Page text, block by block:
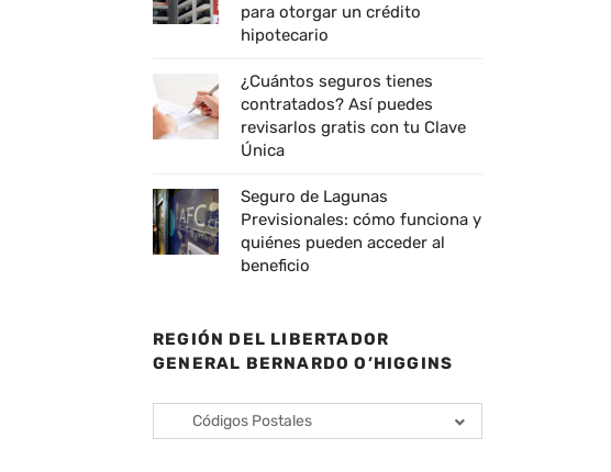
para otorgar un crédito
hipotecario
¿Cuántos seguros tienes
contratados? Así puedes
revisarlos gratis con tu Clave
Única
Seguro de Lagunas
Previsionales: cómo funciona y
quiénes pueden acceder al
beneficio
REGIÓN DEL LIBERTADOR
GENERAL BERNARDO O’HIGGINS
Códigos Postales